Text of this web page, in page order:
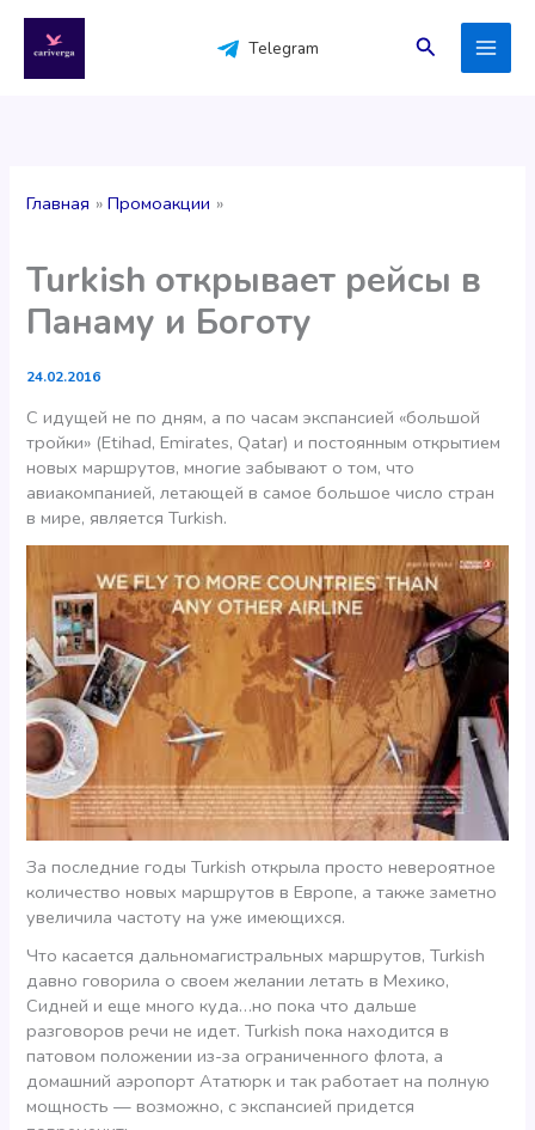
содержимому
Telegram Поиск
Главная Промоакции
Turkish открывает рейсы в
Панаму и Боготу
24.02.2016
C идущей не по дням, а по часам экспансией «большой
тройки» (Etihad, Emirates, Qatar) и постоянным открытием
новых маршрутов, многие забывают о том, что
авиакомпанией, летающей в самое большое число стран
в мире, является Turkish.
За последние годы Turkish открыла просто невероятное
количество новых маршрутов в Европе, а также заметно
увеличила частоту на уже имеющихся.
Что касается дальномагистральных маршрутов, Turkish
давно говорила о своем желании летать в Мехико,
Сидней и еще много куда…но пока что дальше
разговоров речи не идет. Turkish пока находится в
патовом положении из-за ограниченного флота, а
домашний аэропорт Ататюрк и так работает на полную
мощность — возможно, с экспансией придется